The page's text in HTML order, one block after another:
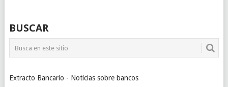
BUSCAR
Extracto Bancario - Noticias sobre bancos